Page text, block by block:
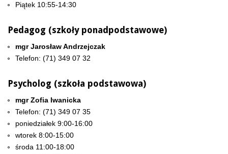
Piątek 10:55-14:30
Pedagog (szkoły ponadpodstawowe)
mgr Jarosław Andrzejczak
Telefon: (71) 349 07 32
Psycholog (szkoła podstawowa)
mgr Zofia Iwanicka
Telefon: (71) 349 07 35
poniedziałek 9:00-16:00
wtorek 8:00-15:00
środa 11:00-18:00